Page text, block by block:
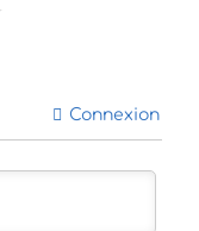
Connexion